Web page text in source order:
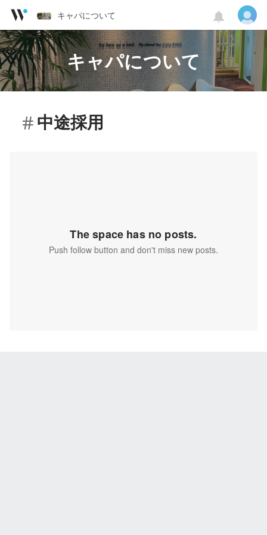
キャパについて
キャパについて
中途採用
The space has no posts.
Push follow button and don't miss new posts.